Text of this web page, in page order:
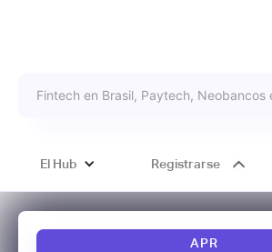
El Hub Registrarse
APR